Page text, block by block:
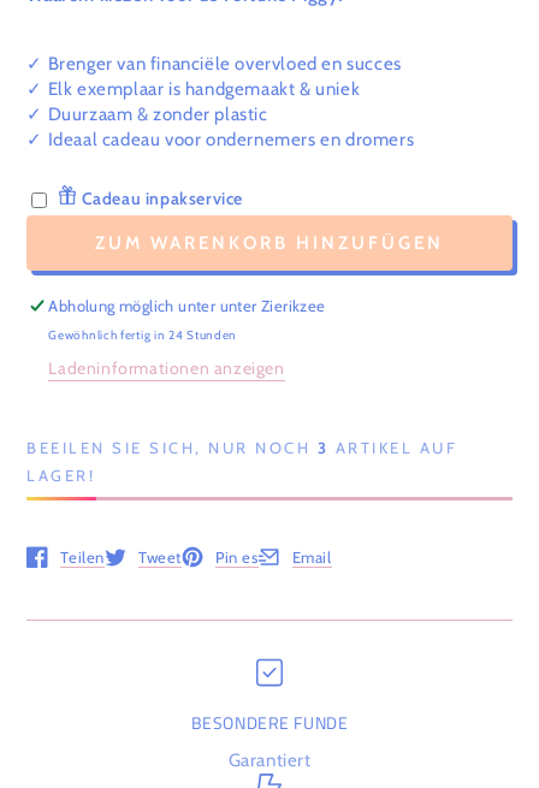
✓ Brenger van financiële overvloed en succes
✓ Elk exemplaar is handgemaakt & uniek
✓ Duurzaam & zonder plastic
✓ Ideaal cadeau voor ondernemers en dromers
Cadeau inpakservice
ZUM WARENKORB HINZUFÜGEN
Abholung möglich unter unter Zierikzee
Gewöhnlich fertig in 24 Stunden
Ladeninformationen anzeigen
BEEILEN SIE SICH, NUR NOCH 3 ARTIKEL AUF
LAGER!
Teilen
Öffnet in einem neuen Fenster.
Tweet
Öffnet in einem neuen Fenster.
Pin es
Öffnet in einem neuen Fenster.
Email
Öffnet in einem neuen Fenster.
BESONDERE FUNDE
Garantiert